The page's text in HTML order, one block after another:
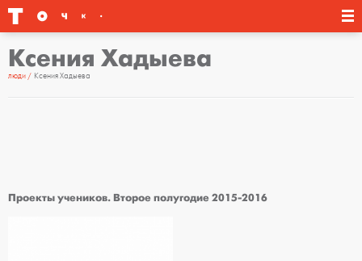
Ксения Хадыева
люди Ксения Хадыева
Проекты учеников. Второе полугодие 2015-2016